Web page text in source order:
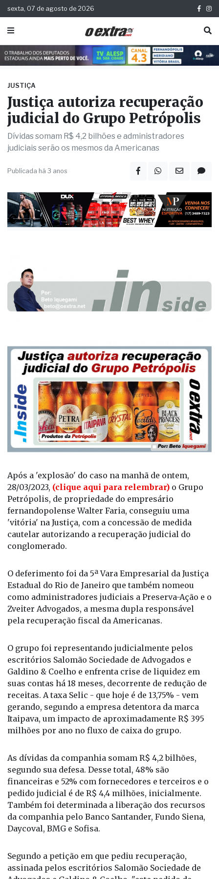
sexta, 07 de agosto de 2026
JUSTIÇA
Justiça autoriza recuperação
judicial do Grupo Petrópolis
Dívidas somam R$ 4,2 bilhões e administradores
judiciais serão os mesmos da Americanas
Após a 'explosão' do caso na manhã de ontem,
28/03/2023, (clique aqui para relembrar)o Grupo
Petrópolis, de propriedade do empresário
fernandopolense Walter Faria, conseguiu uma
'vitória' na Justiça, com a concessão de medida
cautelar autorizando a recuperação judicial do
O deferimento foi da 5ª Vara Empresarial da Justiça
Estadual do Rio de Janeiro que também nomeou
como administradores judiciais a Preserva-Ação e o
Zveiter Advogados, a mesma dupla responsável
O grupo foi representando judicialmente pelos
escritórios Salomão Sociedade de Advogados e
Galdino & Coelho e enfrenta crise de liquidez em
suas contas há 18 meses, decorrente de redução de
receitas. A taxa Selic - que hoje é de 13,75% - vem
gerando, segundo a empresa detentora da marca
Itaipava, um impacto de aproximadamente R$ 395
As dívidas da companhia somam R$ 4,2 bilhões,
segundo sua defesa. Desse total, 48% são
financeiras e 52% com fornecedores e terceiros e o
pedido judicial é de R$ 4,4 milhões, inicialmente.
Também foi determinada a liberação dos recursos
da companhia pelo Banco Santander, Fundo Siena,
Segundo a petição em que pediu recuperação,